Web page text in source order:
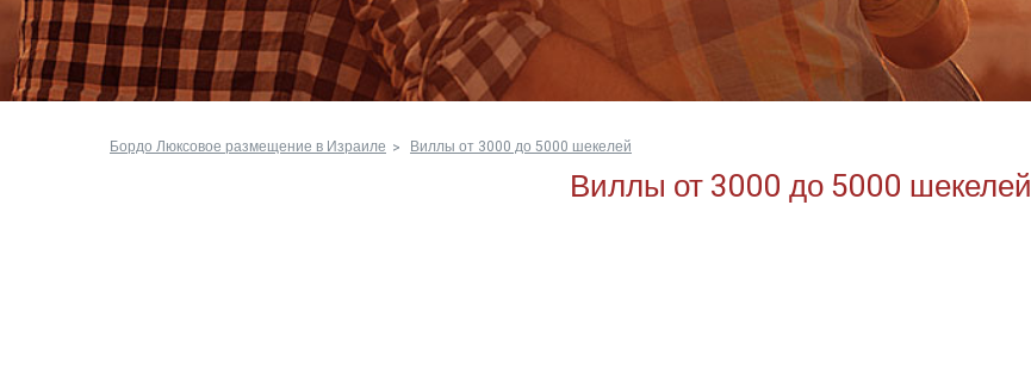
Бордо Люксовое размещение в Израиле Виллы от 3000 до 5000 шекелей
Виллы от 3000 до 5000 шекелей